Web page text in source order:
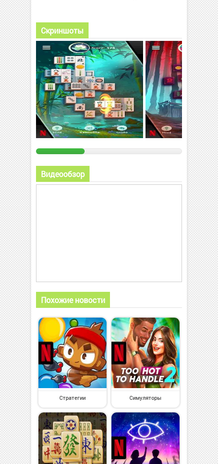
Скриншоты
Видеообзор
Похожие новости
Стратегии Симуляторы